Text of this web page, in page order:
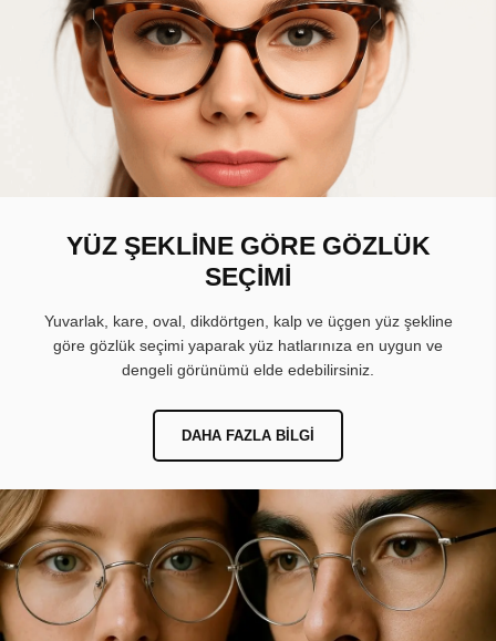
YÜZ ŞEKLİNE GÖRE GÖZLÜK
SEÇİMİ
Yuvarlak, kare, oval, dikdörtgen, kalp ve üçgen yüz şekline
göre gözlük seçimi yaparak yüz hatlarınıza en uygun ve
dengeli görünümü elde edebilirsiniz.
DAHA FAZLA BILGI